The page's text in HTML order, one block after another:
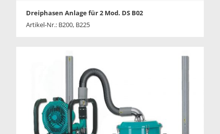
Dreiphasen Anlage für 2 Mod. DS B02
Artikel-Nr.: B200, B225